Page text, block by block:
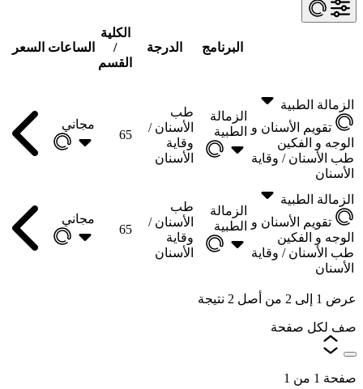
البرنامج الدرجة
الكلية
/
القسم
الساعات السعر
الزمالة الطبية
تقويم الأسنان و
الوجه و الفكين
طب الأسنان / وقاية
الأسنان
الزمالة
الطبية
طب
الأسنان /
وقاية
الأسنان
65
مجاني
الزمالة الطبية
تقويم الأسنان و
الوجه و الفكين
طب الأسنان / وقاية
الأسنان
الزمالة
الطبية
طب
الأسنان /
وقاية
الأسنان
65
مجاني
عرض 1 إلى 2 من أصل 2 نتيجة
صف لكل صفحة
صفحة 1 من 1